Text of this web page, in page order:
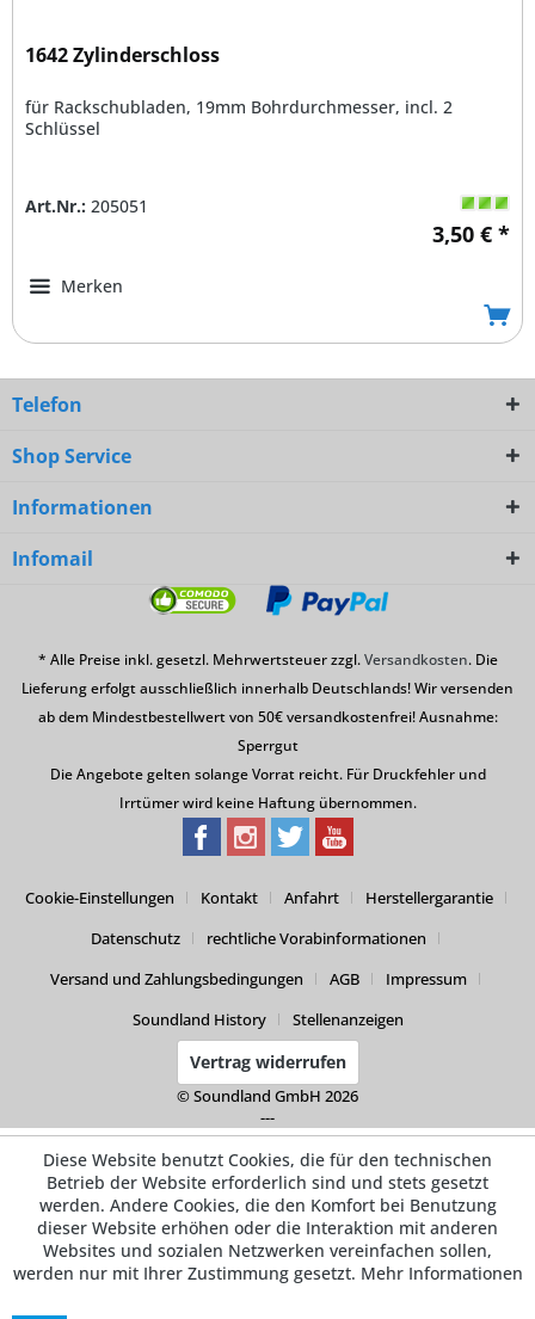
1642 Zylinderschloss
für Rackschubladen, 19mm Bohrdurchmesser, incl. 2
Schlüssel
Art.Nr.: 205051
3,50 € *
Merken
Telefon
Shop Service
Informationen
Infomail
* Alle Preise inkl. gesetzl. Mehrwertsteuer zzgl.Versandkosten. Die
Lieferung erfolgt ausschließlich innerhalb Deutschlands! Wir versenden
ab dem Mindestbestellwert von 50€ versandkostenfrei! Ausnahme:
Sperrgut
Die Angebote gelten solange Vorrat reicht. Für Druckfehler und
Irrtümer wird keine Haftung übernommen.
Cookie-Einstellungen Kontakt Anfahrt
Herstellergarantie
Datenschutz
rechtliche Vorabinformationen
Versand und Zahlungsbedingungen
AGB
Impressum
Soundland History
Stellenanzeigen
Vertrag widerrufen
© Soundland GmbH 2026
---
Diese Website benutzt Cookies, die für den technischen
Betrieb der Website erforderlich sind und stets gesetzt
werden. Andere Cookies, die den Komfort bei Benutzung
dieser Website erhöhen oder die Interaktion mit anderen
Websites und sozialen Netzwerken vereinfachen sollen,
werden nur mit Ihrer Zustimmung gesetzt. Mehr Informationen